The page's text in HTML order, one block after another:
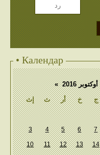
• Календар
« أوكتوبر 2016
إث
ث أر خ ج
3 4 5 6 7
10 11 12 13 14